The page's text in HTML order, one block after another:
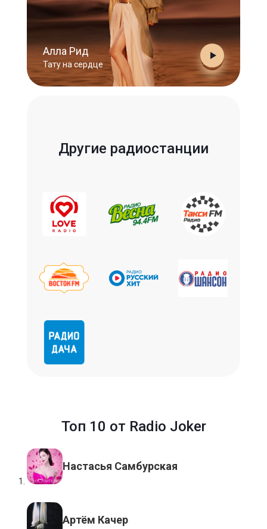
Алла Рид
Тату на сердце
Другие радиостанции
Топ 10 от Radio Joker
Настасья Самбурская
Артём Качер